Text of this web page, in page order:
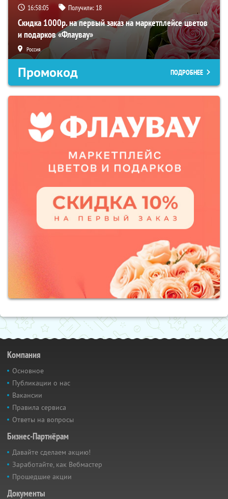
16:58:03 Получили: 18
Скидка 1000р. на первый заказ на маркетплейсе цветов
и подарков «Флаувау»
Россия
Промокод ПОДРОБНЕЕ
Компания
Основное
Публикации о нас
Вакансии
Правила сервиса
Ответы на вопросы
Бизнес-Партнёрам
Давайте сделаем акцию!
Заработайте, как Вебмастер
Прошедшие акции
Документы